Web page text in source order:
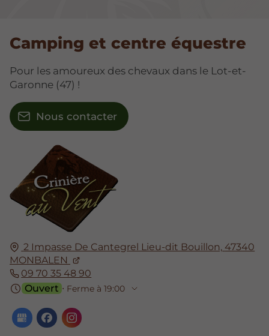
2 Impasse De Cantegrel Lieu-dit Bouillon, 47340
MONBALEN
09 70 35 48 90
Ouvert ⋅ Ferme à 19:00
Camping et centre équestre
Pour les amoureux des chevaux dans le Lot-et-
Garonne (47) !
Nous contacter